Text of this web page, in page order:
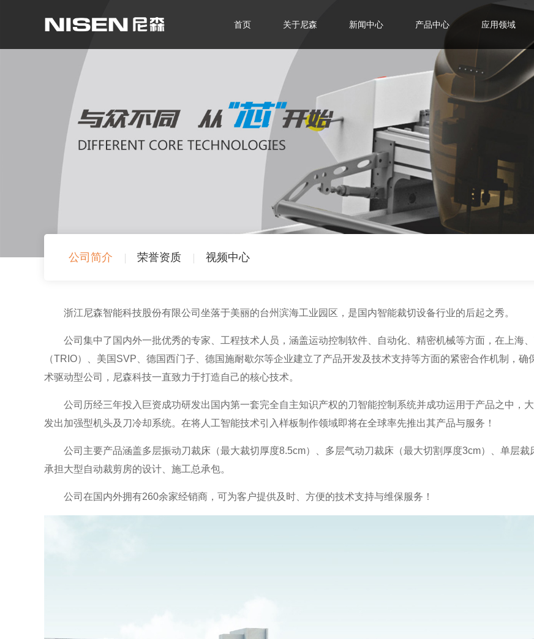
首页 关于尼森 新闻中心 产品中心 应用领域
公司简介 荣誉资质 视频中心
浙江尼森智能科技股份有限公司坐落于美丽的台州滨海工业园区，是国内智能裁切设备行业的后起之秀。
公司集中了国内外一批优秀的专家、工程技术人员，涵盖运动控制软件、自动化、精密机械等方面，在上海
（TRIO）、美国SVP、德国西门子、德国施耐歇尔等企业建立了产品开发及技术支持等方面的紧密合作机制，
术驱动型公司，尼森科技一直致力于打造自己的核心技术。
公司历经三年投入巨资成功研发出国内第一套完全自主知识产权的刀智能控制系统并成功运用于产品之中，
发出加强型机头及刀冷却系统。在将人工智能技术引入样板制作领域即将在全球率先推出其产品与服务！
公司主要产品涵盖多层振动刀裁床（最大裁切厚度8.5cm）、多层气动刀裁床（最大切割厚度3cm）、单层
承担大型自动裁剪房的设计、施工总承包。
公司在国内外拥有260余家经销商，可为客户提供及时、方便的技术支持与维保服务！